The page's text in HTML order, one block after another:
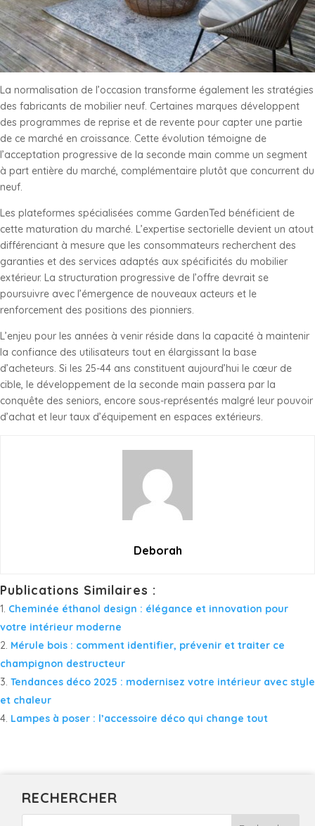
La normalisation de l’occasion transforme également les stratégies
des fabricants de mobilier neuf. Certaines marques développent
des programmes de reprise et de revente pour capter une partie
de ce marché en croissance. Cette évolution témoigne de
l’acceptation progressive de la seconde main comme un segment
à part entière du marché, complémentaire plutôt que concurrent du
neuf.
Les plateformes spécialisées comme GardenTed bénéficient de
cette maturation du marché. L’expertise sectorielle devient un atout
différenciant à mesure que les consommateurs recherchent des
garanties et des services adaptés aux spécificités du mobilier
extérieur. La structuration progressive de l’offre devrait se
poursuivre avec l’émergence de nouveaux acteurs et le
renforcement des positions des pionniers.
L’enjeu pour les années à venir réside dans la capacité à maintenir
la confiance des utilisateurs tout en élargissant la base
d’acheteurs. Si les 25-44 ans constituent aujourd’hui le cœur de
cible, le développement de la seconde main passera par la
conquête des seniors, encore sous-représentés malgré leur pouvoir
d’achat et leur taux d’équipement en espaces extérieurs.
Deborah
Publications Similaires :
Cheminée éthanol design : élégance et innovation pour
votre intérieur moderne
Mérule bois : comment identifier, prévenir et traiter ce
champignon destructeur
Tendances déco 2025 : modernisez votre intérieur avec style
et chaleur
Lampes à poser : l’accessoire déco qui change tout
RECHERCHER